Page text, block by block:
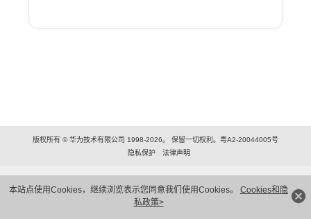
本站点使用Cookies，继续浏览表示您同意我们使用Cookies。 Cookies和隐
私政策>
版权所有 © 华为技术有限公司 1998-2026。 保留一切权利。粤A2-20044005号
隐私保护
法律声明